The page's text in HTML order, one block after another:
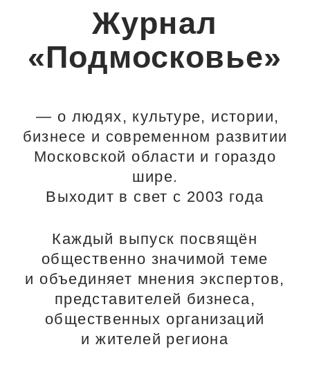
Каждый выпуск посвящён
общественно значимой теме
и объединяет мнения экспертов,
представителей бизнеса,
Купить новый
выпуск
Оформить
подписку